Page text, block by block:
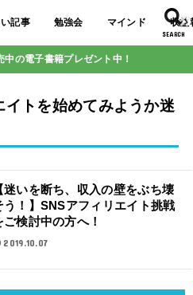
SEARCH
記事 勉強会 マインド 収益
中の電子書籍プレゼント中！
トを始めてみようか迷
迷いを断ち、収入の壁をぶち壊
う！】SNSアフィリエイト挑戦
ご検討中の方へ！
2019.10.07